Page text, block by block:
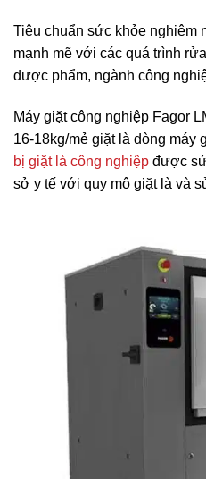
Tiêu chuẩn sức khỏe nghiêm
mạnh mẽ với các quá trình
dược phẩm, ngành công
Máy giặt công nghiệp Fagor
16-18kg/mẻ giặt là dòng máy
bị giặt là công nghiệp được
sở y tế với quy mô giặt là và